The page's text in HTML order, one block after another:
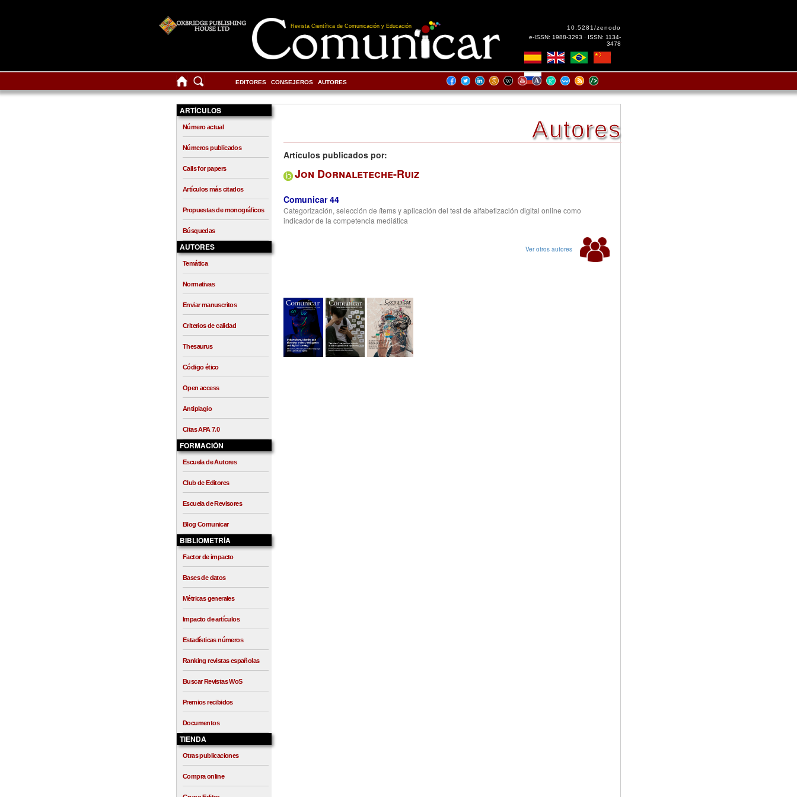
Revista Científica de Comunicación y Educación
10.5281/zenodo
e-ISSN: 1988-3293 · ISSN: 1134-
3478
EDITORES CONSEJEROS AUTORES
ARTÍCULOS
Número actual
Números publicados
Calls for papers
Artículos más citados
Propuestas de monográficos
Búsquedas
AUTORES
Temática
Normativas
Enviar manuscritos
Criterios de calidad
Thesaurus
Código ético
Open access
Antiplagio
Citas APA 7.0
FORMACIÓN
Escuela de Autores
Club de Editores
Escuela de Revisores
Blog Comunicar
BIBLIOMETRÍA
Factor de impacto
Bases de datos
Métricas generales
Impacto de artículos
Estadísticas números
Ranking revistas españolas
Buscar Revistas WoS
Premios recibidos
Documentos
TIENDA
Otras publicaciones
Compra online
Autores
Artículos publicados por:
Jon Dornaleteche-Ruiz
Comunicar 44
Categorización, selección de ítems y aplicación del test de alfabetización digital online como
indicador de la competencia mediática
Ver otros autores